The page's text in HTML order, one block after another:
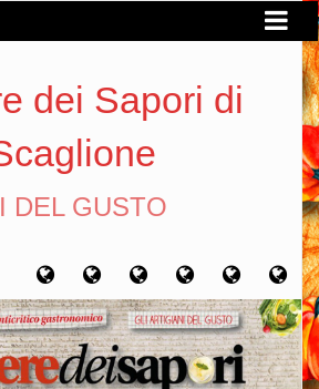
dei Sapori di
DEL GUSTO
Home Chi
sono
Artigiani
del
gusto
Viaggi
del
gusto
Filosofia
del
gusto